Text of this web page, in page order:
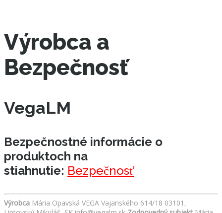
Výrobca a
Bezpečnosť
VegaLM
Bezpečnostné informácie o
produktoch na
stiahnutie: Bezpečnosť
Výrobca Mária Opavská VEGA Vajanského 614/18 03101,